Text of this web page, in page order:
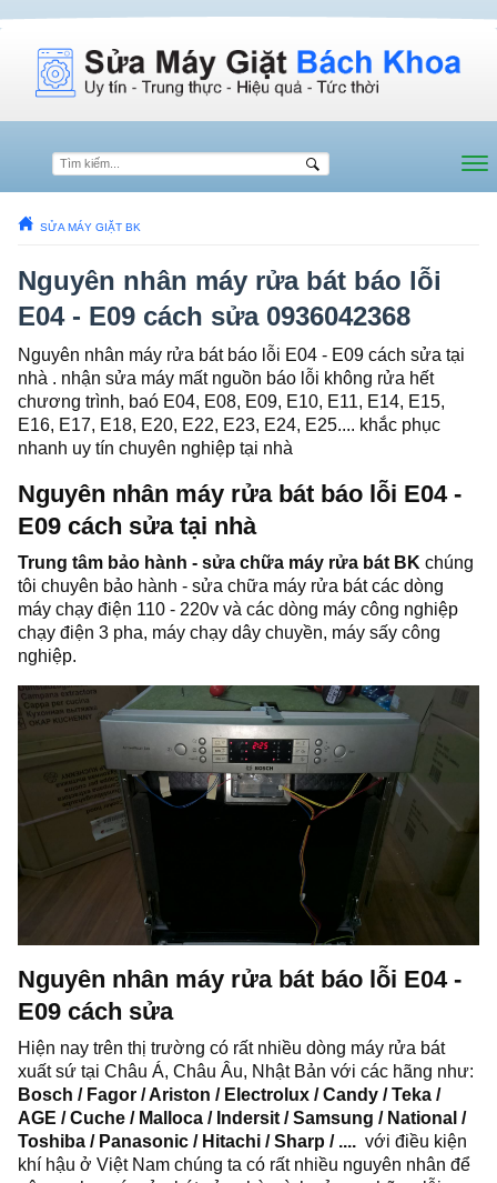
SỬA MÁY GIẶT BK
Nguyên nhân máy rửa bát báo lỗi
E04 - E09 cách sửa 0936042368
Nguyên nhân máy rửa bát báo lỗi E04 - E09 cách sửa tại
nhà . nhận sửa máy mất nguồn báo lỗi không rửa hết
chương trình, baó E04, E08, E09, E10, E11, E14, E15,
E16, E17, E18, E20, E22, E23, E24, E25.... khắc phục
nhanh uy tín chuyên nghiệp tại nhà
Nguyên nhân máy rửa bát báo lỗi E04 -
E09 cách sửa tại nhà
Trung tâm bảo hành - sửa chữa máy rửa bát BK chúng
tôi chuyên bảo hành - sửa chữa máy rửa bát các dòng
máy chạy điện 110 - 220v và các dòng máy công nghiệp
chạy điện 3 pha, máy chạy dây chuyền, máy sấy công
nghiệp.
Nguyên nhân máy rửa bát báo lỗi E04 -
E09 cách sửa
Hiện nay trên thị trường có rất nhiều dòng máy rửa bát
xuất sứ tại Châu Á, Châu Âu, Nhật Bản với các hãng như:
Bosch / Fagor / Ariston / Electrolux / Candy / Teka /
AGE / Cuche / Malloca / Indersit / Samsung / National /
Toshiba / Panasonic / Hitachi / Sharp / .... với điều kiện
khí hậu ở Việt Nam chúng ta có rất nhiều nguyên nhân để